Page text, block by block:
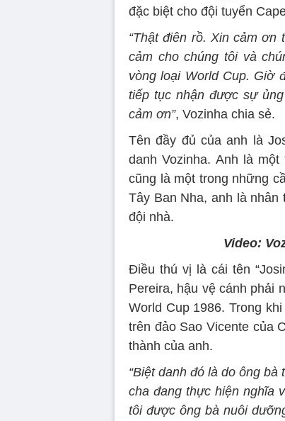
đặc biệt cho đội tuyển
“Thật điên rồ. Xin cảm
cảm cho chúng tôi và
vòng loại World Cup. Giờ
tiếp tục nhận được sự
cảm ơn”, Vozinha chia sẻ.
Tên đầy đủ của anh là
danh Vozinha. Anh là
cũng là một trong những
Tây Ban Nha, anh là
đội nhà.
Video:
Điều thú vị là cái tên
Pereira, hậu vệ cánh phải
World Cup 1986. Trong
trên đảo Sao Vicente của
thành của anh.
“Biệt danh đó là do ông
cha đang thực hiện nghĩa
tôi được ông bà nuôi